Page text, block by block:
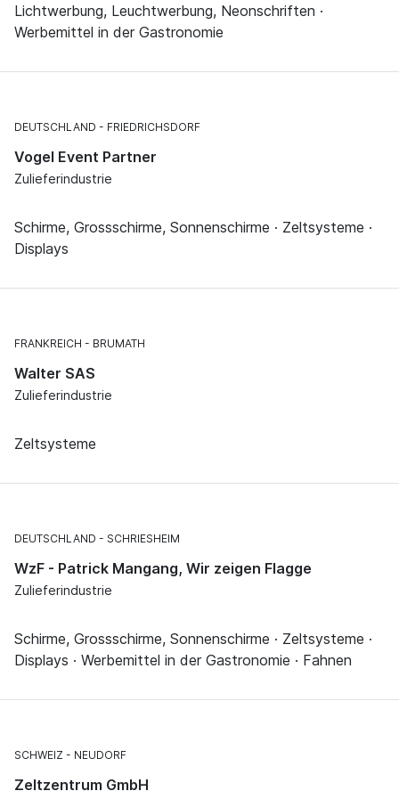
Lichtwerbung, Leuchtwerbung, Neonschriften ·
Werbemittel in der Gastronomie
DEUTSCHLAND FRIEDRICHSDORF
Vogel Event Partner
Zulieferindustrie
Schirme, Grossschirme, Sonnenschirme · Zeltsysteme ·
Displays
FRANKREICH BRUMATH
Walter SAS
Zulieferindustrie
Zeltsysteme
DEUTSCHLAND SCHRIESHEIM
WzF - Patrick Mangang, Wir zeigen Flagge
Zulieferindustrie
Schirme, Grossschirme, Sonnenschirme · Zeltsysteme ·
Displays · Werbemittel in der Gastronomie · Fahnen
SCHWEIZ NEUDORF
Zeltzentrum GmbH